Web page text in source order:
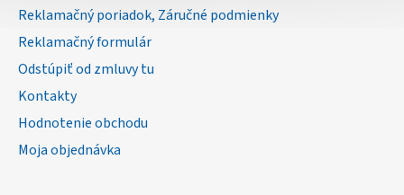
Reklamačný poriadok, Záručné podmienky
Reklamačný formulár
Odstúpiť od zmluvy tu
Kontakty
Hodnotenie obchodu
Moja objednávka